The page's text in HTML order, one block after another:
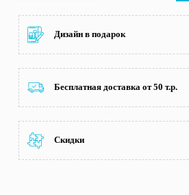
Дизайн в подарок
Бесплатная доставка от 50 т.р.
Скидки